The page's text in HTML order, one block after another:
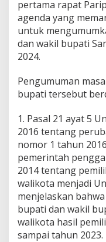
pertama rapat
agenda yang
untuk
dan wakil bupati
2024.
Pengumuman
bupati tersebut
1. Pasal 21 ayat 5
2016 tentang
nomor 1 tahun
pemerintah
2014 tentang
walikota menjadi
menjelaskan
bupati dan wakil
walikota hasil
sampai tahun 2023.